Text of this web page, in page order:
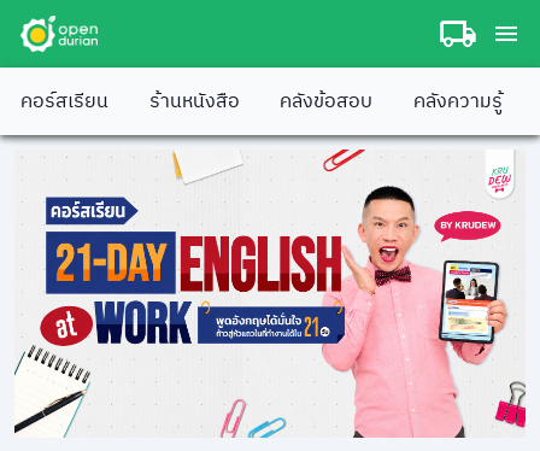
คอร์สเรียน ร้านหนังสือ คลังข้อสอบ คลังความรู้